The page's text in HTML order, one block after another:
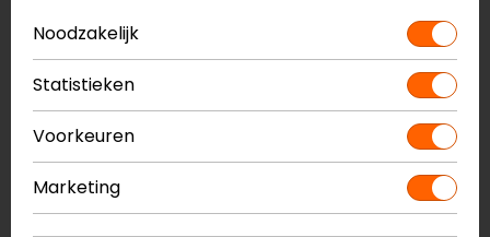
Niveau A
Meer informatie nodig?
Heb je meer informatie nodig over dit product?
Neem dancontactmet ons op of kom langs in één
vanonze winkels
in Breda, Capelle aan den IJssel,
Noodzakelijk
Statistieken
Voorkeuren
Marketing